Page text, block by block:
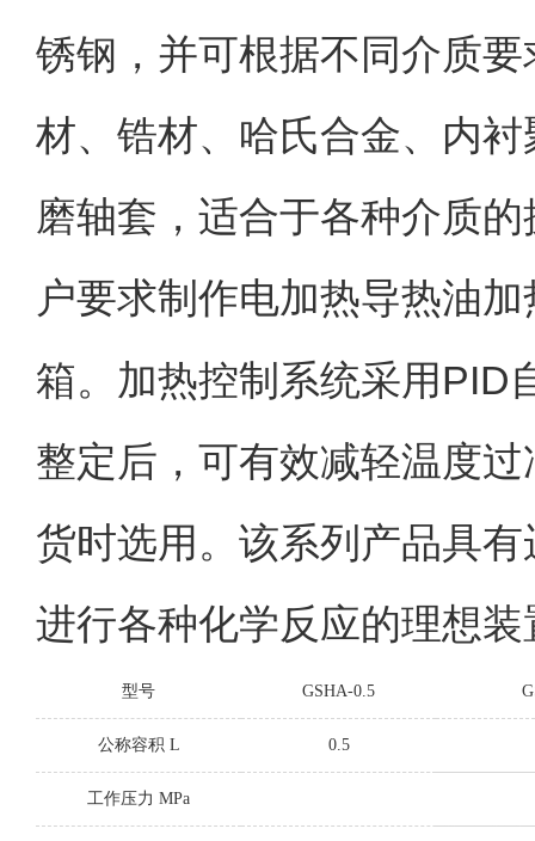
锈钢，并可根据不同介质要
材、锆材、哈氏合金、内
磨轴套，适合于各种介质
户要求制作电加热导热油
箱。 加热控制系统采用 PID
整定后，可有效减轻温度过
货时选用。该系列产品具
进行各种化学反应的理想装
型号 GSHA-0.5
公称容积 L 0.5
工作压力 MPa